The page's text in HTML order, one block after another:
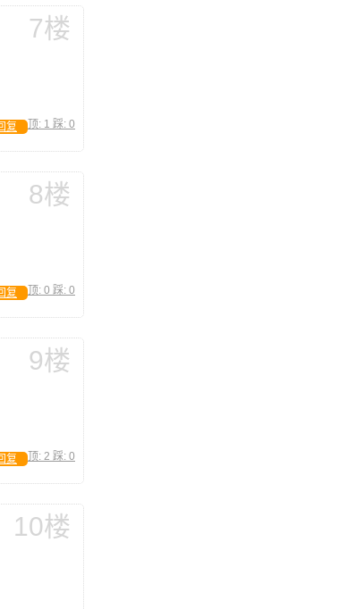
7楼
顶: 1 踩: 0
复
8楼
顶: 0 踩: 0
复
9楼
顶: 2 踩: 0
复
10楼